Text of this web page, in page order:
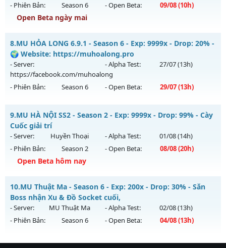
Exp: 300x - Drop: 20%
Kiểu reset: Reset In Game
Thể loại: Mu Nguyên bản Webzen
Antihack: BDCAM
- Phiên Bản:
Season 6 - Open Beta: 09/08(10h)
Open Beta ngày mai
MU KING SS6.15 - PHIÊN BẢN CUSTOM SS6.15
Mu mới ra tháng 08 2026 - Mở máy chủ
ngày 09/08/2626
Exp: 555x - Drop: 100%
Thể loại: Mu Custom thêm đồ mới
Antihack: SPK
8.MU HỎA LONG 6.9.1 - Season 6 - Exp: 9999x - Drop: 20% -
🌍 Website: https://muhoalong.pro
- Server:
https://facebook.com/muhoalong
- Alpha Test: 27/07(13h)
- Phiên Bản: Season 6 - Open Beta: 29/07(13h)
MU HỎA LONG 6.9.1 - 🌍 Website: https://muhoalong.pro
Mu mới ra tháng 07 2026 - Mở máy chủ
https://facebook.com/muhoalongvào 13h ngày
29/07/2626
Exp: 9999x - Drop: 20%
Thể loại: Mu Nguyên bản Webzen
Antihack: Xshiel
9.MU HÀ NỘI SS2 - Season 2 - Exp: 9999x - Drop: 99% - Cày
Cuốc giải trí
- Server: Huyền Thoại - Alpha Test: 01/08(14h)
- Phiên Bản:
Season 2 - Open Beta: 08/08(20h)
Open Beta hôm nay
MU HÀ NỘI SS2 - Cày Cuốc giải trí
Mu mới ra tháng 08 2026 - Mở máy chủ
20h ngày 08/08/2626
Exp: 9999x - Drop: 99%
10.MU Thuật Ma - Season 6 - Exp: 200x - Drop: 30% - Săn
Boss nhận Xu & Đồ Socket cuối,
- Server: MU Thuật Ma - Alpha Test: 02/08(13h)
- Phiên Bản:
Season 6 - Open Beta: 04/08(13h)
MU Thuật Ma - Săn Boss nhận Xu & Đồ Socket cuối,